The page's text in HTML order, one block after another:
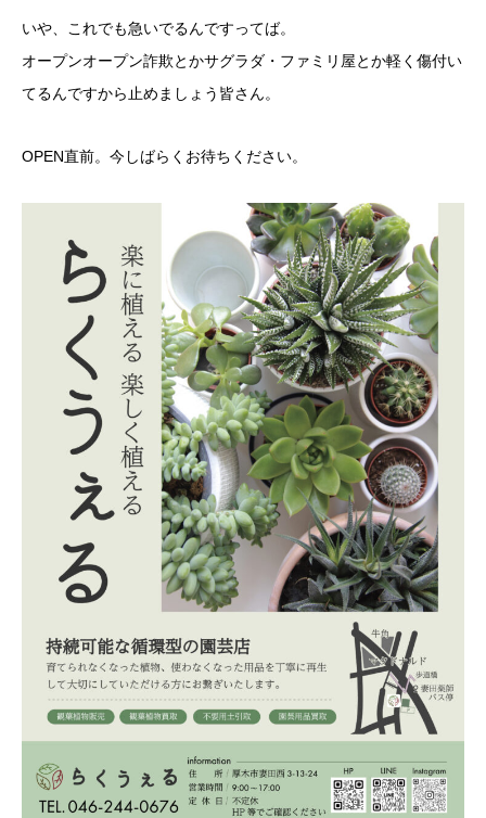
いや、これでも急いでるんですってば。
オープンオープン詐欺とかサグラダ・ファミリ屋とか軽く傷付い
てるんですから止めましょう皆さん。
OPEN直前。今しばらくお待ちください。